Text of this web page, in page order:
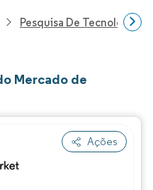
Pesquisa De Tecnologia,
Mercado de
Ações